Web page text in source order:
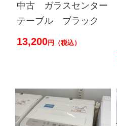
中古 ガラスセンター
テーブル ブラック
13,200円（税込）